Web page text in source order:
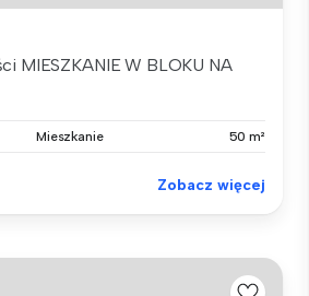
MIESZKANIE W BLOKU NA
Mieszkanie 50 m²
Zobacz więcej